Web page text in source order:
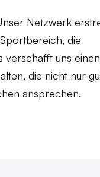
Netzwerk
die
verschafft uns einen
die nicht nur
ansprechen.